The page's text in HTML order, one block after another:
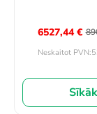
6527,44€
Neskaitot PVN:
Sīkāk